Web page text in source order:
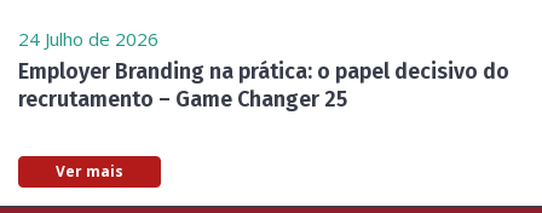
24 Julho de 2026
Employer Branding na prática: o papel decisivo do
recrutamento – Game Changer 25
Ver mais